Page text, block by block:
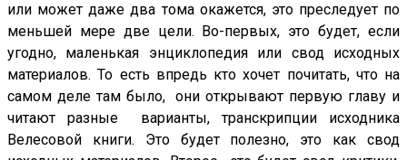
или может даже два тома окажется, это преследует по
меньшей мере две цели. Во-первых, это будет, если
угодно, маленькая энциклопедия или свод исходных
материалов. То есть впредь кто хочет почитать, что на
самом деле там было, они открывают первую главу и
читают разные варианты, транскрипции исходника
Велесовой книги. Это будет полезно, это как свод